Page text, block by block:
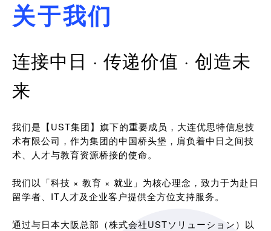
关于我们
连接中日 · 传递价值 · 创造未
来
我们是【UST集团】旗下的重要成员，大连优思特信息技
术有限公司，作为集团的中国桥头堡，肩负着中日之间技
术、人才与教育资源桥接的使命。
我们以「科技 × 教育 × 就业」为核心理念，致力于为赴日
留学者、IT人才及企业客户提供全方位支持服务。
通过与日本大阪总部（株式会社USTソリューション）以